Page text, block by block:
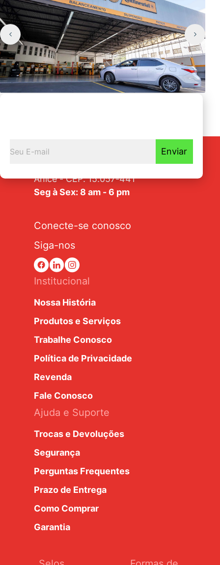
Enviar
Av. Tarraf, 2570/2580 - Jardim
Anice - CEP: 15.057-441
Seg à Sex: 8 am - 6 pm
Conecte-se conosco
Siga-nos
Institucional
Nossa História
Produtos e Serviços
Trabalhe Conosco
Política de Privacidade
Revenda
Fale Conosco
Ajuda e Suporte
Trocas e Devoluções
Segurança
Perguntas Frequentes
Prazo de Entrega
Como Comprar
Garantia